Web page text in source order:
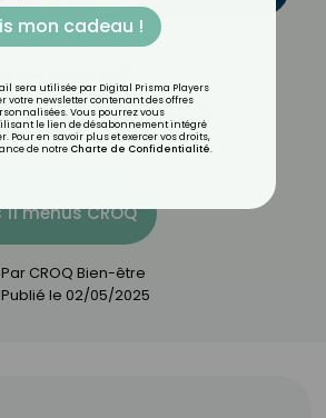
à méditer ?
menus CROQ
Par CROQ Bien-être
Publié le 02/05/2025
mon cadeau !
sera utilisée par Digital Prisma Players
votre newsletter contenant des offres
Vous pourrez vous
le lien de désabonnement intégré
Pour en savoir plus et exercer vos droits,
de notre Charte de Confidentialité.